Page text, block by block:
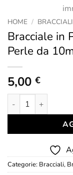
HOME / BRACCIALI
Bracciale in
Perle da
5,00 €
Bracciale in
Categorie: Bracciali,